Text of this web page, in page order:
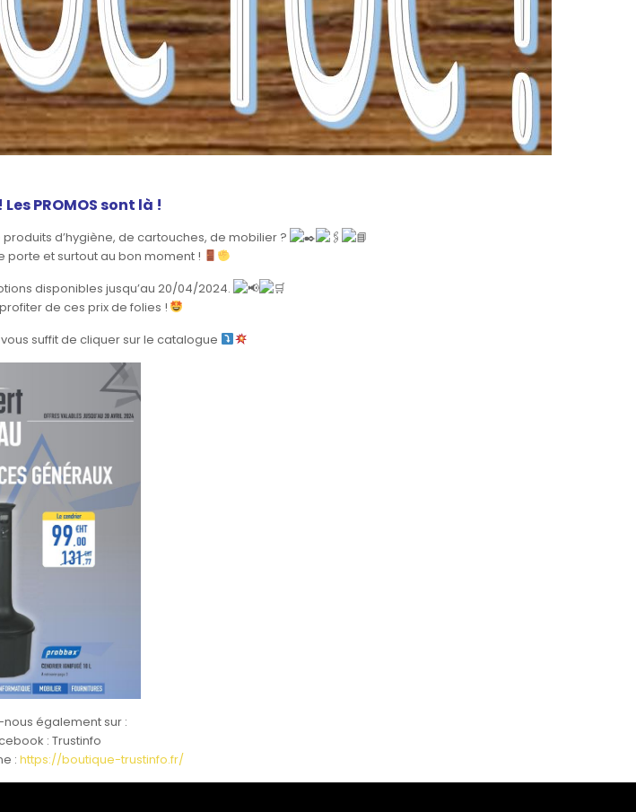
PROMOS sont là !
d’hygiène, de cartouches, de mobilier ?
porte et surtout au bon moment !
disponibles jusqu’au 20/04/2024.
de ces prix de folies !
suffit de cliquer sur le catalogue
également sur :
: Trustinfo
:https://boutique-trustinfo.fr/